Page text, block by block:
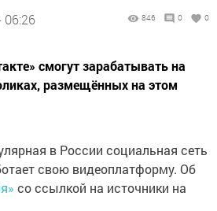
06:26 846 0 0
смогут зарабатывать на
размещённых на этом
в России социальная сеть
свою видеоплатформу. Об
со ссылкой на источники на